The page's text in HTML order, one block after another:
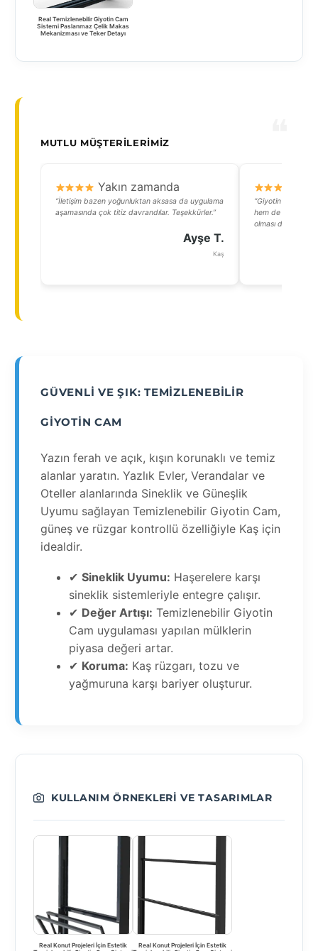
Real Temizlenebilir Giyotin Cam
Sistemi Paslanmaz Çelik Makas
Mekanizması ve Teker Detayı
MUTLU MÜŞTERILERIMIZ
Yakın zamanda
“İletişim bazen yoğunluktan aksasa da uygulama
aşamasında çok titiz davrandılar. Teşekkürler.”
Ayşe T.
Kaş
“Giyotin cam
hem de manzara
olması da cabası.”
GÜVENLI VE ŞIK: TEMIZLENEBILIR
GIYOTIN CAM
Yazın ferah ve açık, kışın korunaklı ve temiz
alanlar yaratın. Yazlık Evler, Verandalar ve
Oteller alanlarında Sineklik ve Güneşlik
Uyumu sağlayan Temizlenebilir Giyotin Cam,
güneş ve rüzgar kontrollü özelliğiyle Kaş için
idealdir.
✔ Sineklik Uyumu: Haşerelere karşı
sineklik sistemleriyle entegre çalışır.
✔ Değer Artışı: Temizlenebilir Giyotin
Cam uygulaması yapılan mülklerin
piyasa değeri artar.
✔ Koruma: Kaş rüzgarı, tozu ve
yağmuruna karşı bariyer oluşturur.
KULLANIM ÖRNEKLERI VE TASARIMLAR
Real Konut Projeleri İçin Estetik
Real Konut Projeleri İçin Estetik